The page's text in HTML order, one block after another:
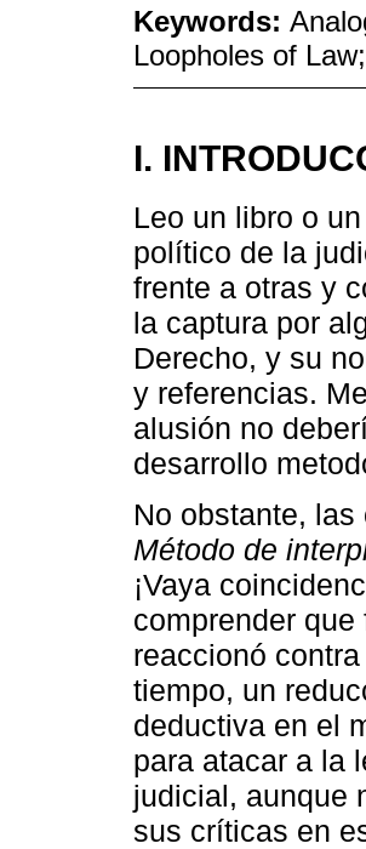
Keywords:
Loopholes of
I.
Leo un libro o
político de la
frente a otras y
la captura por
Derecho, y su
y referencias.
alusión no
desarrollo
No obstante,
Método de
¡Vaya
comprender
reaccionó
tiempo, un
deductiva en el
para atacar a la
judicial, aunque
sus críticas en